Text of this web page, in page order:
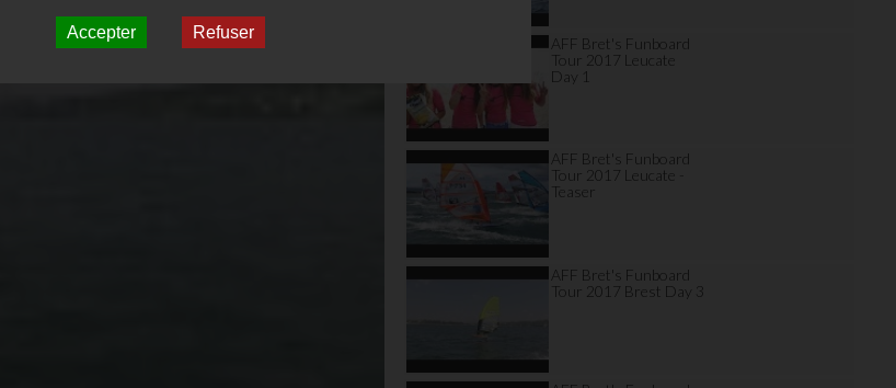
AFF Bret's Funboard
Tour 2017 Leucate
Day 1
AFF Bret's Funboard
Tour 2017 Leucate -
Teaser
AFF Bret's Funboard
Tour 2017 Brest Day 3
Accepter Refuser